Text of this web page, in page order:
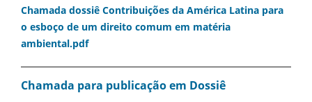
Chamada dossiê Contribuições da América Latina para
o esboço de um direito comum em matéria
ambiental.pdf
Chamada para publicação em Dossiê